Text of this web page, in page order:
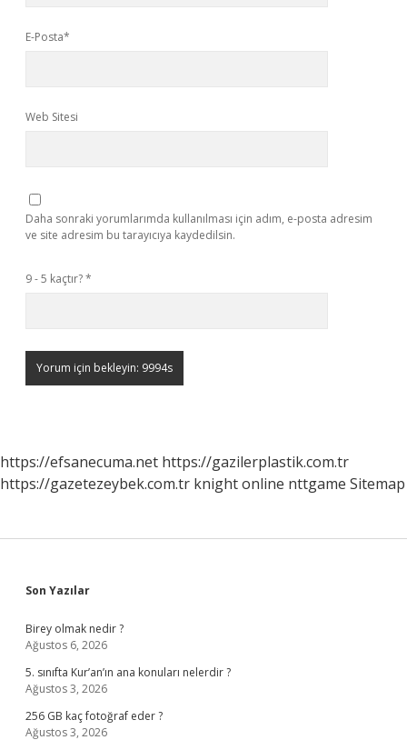
E-Posta*
Web Sitesi
Daha sonraki yorumlarımda kullanılması için adım, e-posta adresim
ve site adresim bu tarayıcıya kaydedilsin.
9 - 5 kaçtır?*
https://efsanecuma.net https://gazilerplastik.com.tr
https://gazetezeybek.com.tr knight online nttgame Sitemap
Sidebar
Son Yazılar
Birey olmak nedir ?
Ağustos 6, 2026
5. sınıfta Kur’an’ın ana konuları nelerdir ?
Ağustos 3, 2026
256 GB kaç fotoğraf eder ?
Ağustos 3, 2026